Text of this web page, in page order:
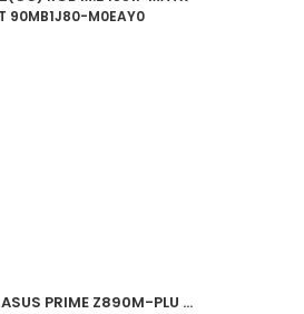
ASUS PRIME Z890M-PLU ...